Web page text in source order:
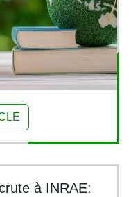
à INRAE: